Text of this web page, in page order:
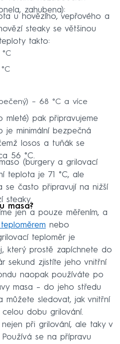
zahubena):
u hovězího, vepřového a
steaky se většinou
takto:
– 68 °C a více
mleté) pak připravujeme
je minimální bezpečná
losos a tuňák se
56 °C.
(burgery a grilovací
teplota je 71 °C, ale
se často připravují na nižší
steaky.
masa?
jen a pouze měřením, a
nebo
teploměr je
který prostě zapíchnete do
sekund zjistíte jeho vnitřní
naopak používáte po
masa – do jeho středu
můžete sledovat, jak vnitřní
dobu grilování.
při grilování, ale taky v
se na přípravu